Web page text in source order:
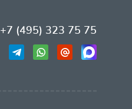
+7 (495) 323 75 75